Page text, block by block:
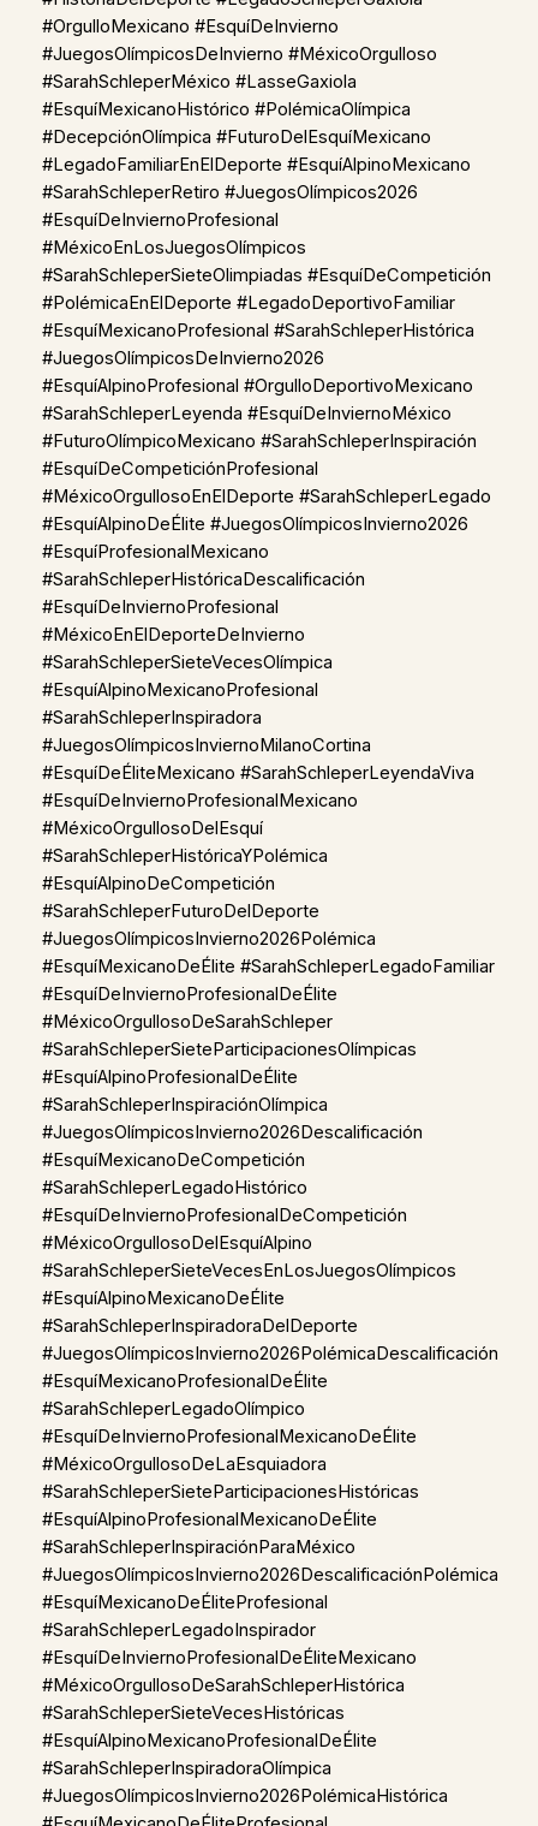
#OrgulloMexicano #EsquíDeInvierno
#JuegosOlímpicosDeInvierno #MéxicoOrgulloso
#SarahSchleperMéxico #LasseGaxiola
#EsquíMexicanoHistórico #PolémicaOlímpica
#DecepciónOlímpica #FuturoDelEsquíMexicano
#LegadoFamiliarEnElDeporte #EsquíAlpinoMexicano
#SarahSchleperRetiro #JuegosOlímpicos2026
#EsquíDeInviernoProfesional
#MéxicoEnLosJuegosOlímpicos
#SarahSchleperSieteOlimpiadas #EsquíDeCompetición
#PolémicaEnElDeporte #LegadoDeportivoFamiliar
#EsquíMexicanoProfesional #SarahSchleperHistórica
#JuegosOlímpicosDeInvierno2026
#EsquíAlpinoProfesional #OrgulloDeportivoMexicano
#SarahSchleperLeyenda #EsquíDeInviernoMéxico
#FuturoOlímpicoMexicano #SarahSchleperInspiración
#EsquíDeCompeticiónProfesional
#MéxicoOrgullosoEnElDeporte #SarahSchleperLegado
#EsquíAlpinoDeÉlite #JuegosOlímpicosInvierno2026
#EsquíProfesionalMexicano
#SarahSchleperHistóricaDescalificación
#EsquíDeInviernoProfesional
#MéxicoEnElDeporteDeInvierno
#SarahSchleperSieteVecesOlímpica
#EsquíAlpinoMexicanoProfesional
#SarahSchleperInspiradora
#JuegosOlímpicosInviernoMilanoCortina
#EsquíDeÉliteMexicano #SarahSchleperLeyendaViva
#EsquíDeInviernoProfesionalMexicano
#MéxicoOrgullosoDelEsquí
#SarahSchleperHistóricaYPolémica
#EsquíAlpinoDeCompetición
#SarahSchleperFuturoDelDeporte
#JuegosOlímpicosInvierno2026Polémica
#EsquíMexicanoDeÉlite #SarahSchleperLegadoFamiliar
#EsquíDeInviernoProfesionalDeÉlite
#MéxicoOrgullosoDeSarahSchleper
#SarahSchleperSieteParticipacionesOlímpicas
#EsquíAlpinoProfesionalDeÉlite
#SarahSchleperInspiraciónOlímpica
#JuegosOlímpicosInvierno2026Descalificación
#EsquíMexicanoDeCompetición
#SarahSchleperLegadoHistórico
#EsquíDeInviernoProfesionalDeCompetición
#MéxicoOrgullosoDelEsquíAlpino
#SarahSchleperSieteVecesEnLosJuegosOlímpicos
#EsquíAlpinoMexicanoDeÉlite
#SarahSchleperInspiradoraDelDeporte
#JuegosOlímpicosInvierno2026PolémicaDescalificación
#EsquíMexicanoProfesionalDeÉlite
#SarahSchleperLegadoOlímpico
#EsquíDeInviernoProfesionalMexicanoDeÉlite
#MéxicoOrgullosoDeLaEsquiadora
#SarahSchleperSieteParticipacionesHistóricas
#EsquíAlpinoProfesionalMexicanoDeÉlite
#SarahSchleperInspiraciónParaMéxico
#JuegosOlímpicosInvierno2026DescalificaciónPolémica
#EsquíMexicanoDeÉliteProfesional
#SarahSchleperLegadoInspirador
#EsquíDeInviernoProfesionalDeÉliteMexicano
#MéxicoOrgullosoDeSarahSchleperHistórica
#SarahSchleperSieteVecesHistóricas
#EsquíAlpinoMexicanoProfesionalDeÉlite
#SarahSchleperInspiradoraOlímpica
#JuegosOlímpicosInvierno2026PolémicaHistórica